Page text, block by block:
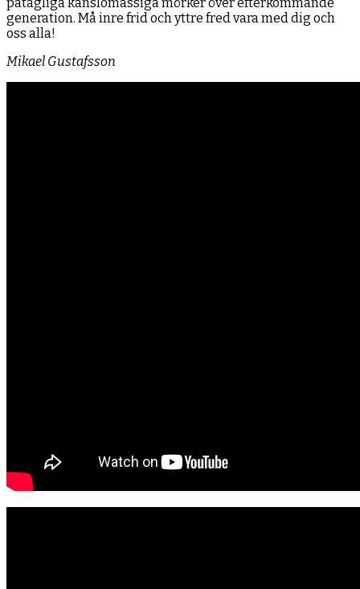
generation. Må inre frid och yttre fred vara med dig och
oss alla!
Mikael Gustafsson